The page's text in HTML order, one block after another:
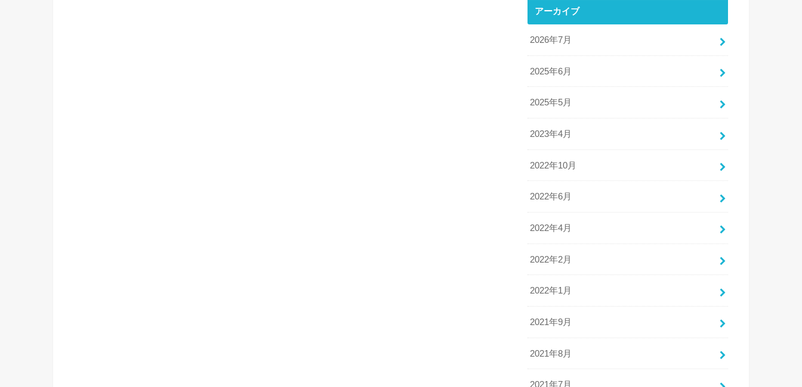
アーカイブ
2026年7月
2025年6月
2025年5月
2023年4月
2022年10月
2022年6月
2022年4月
2022年2月
2022年1月
2021年9月
2021年8月
2021年7月